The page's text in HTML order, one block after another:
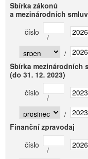
Sbírka zákonů
a mezinárodních smluv
číslo
/
/
Sbírka mezinárodních
(do 31. 12. 2023)
číslo
/
/
Finanční zpravodaj
číslo
/